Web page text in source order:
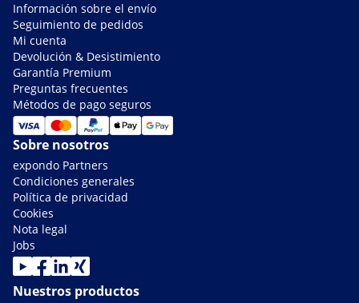
Información sobre el envío
Seguimiento de pedidos
Mi cuenta
Devolución & Desistimiento
Garantía Premium
Preguntas frecuentes
Métodos de pago seguros
Sobre nosotros
expondo Partners
Condiciones generales
Política de privacidad
Cookies
Nota legal
Jobs
Nuestros productos